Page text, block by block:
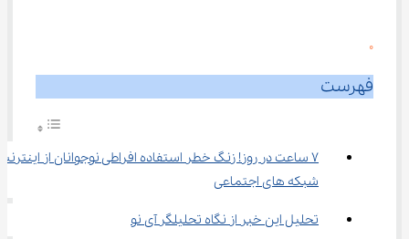
0
فهرست
۷ ساعت در روز! زنگ خطر استفاده افراطی نوجوانان از
شبکه های اجتماعی
تحلیل این خبر از نگاه تحلیلگر آی نو